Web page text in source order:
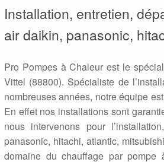
Installation, entretien,
air daikin, panasonic,
Pro Pompes à Chaleur est le
Vittel (88800). Spécialiste de
nombreuses années, notre équipe
En effet nos installations sont
nous intervenons pour
panasonic, hitachi, atlantic,
domaine du chauffage par